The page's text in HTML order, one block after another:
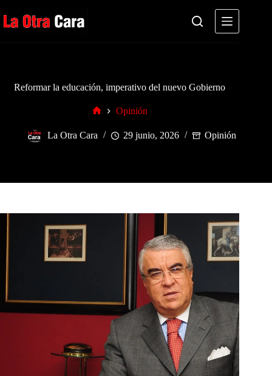
al
contenido
Reformar la educación, imperativo del nuevo Gobierno
Opinión
La Otra Cara 29 junio, 2026 Opinión